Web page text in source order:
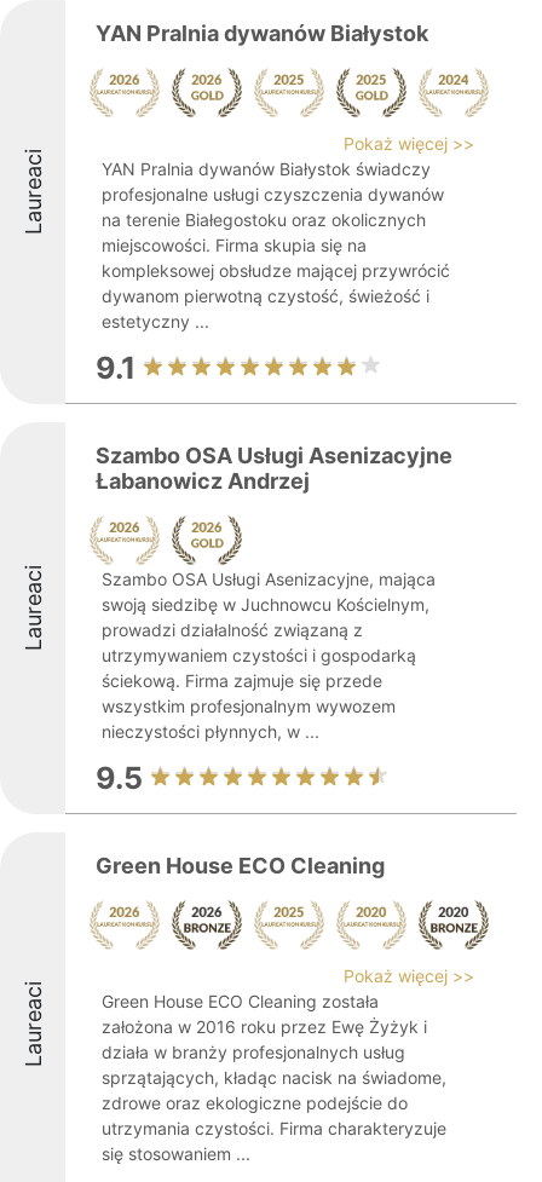
Laureaci
YAN Pralnia dywanów Białystok
Pokaż więcej >>
YAN Pralnia dywanów Białystok świadczy
profesjonalne usługi czyszczenia dywanów
na terenie Białegostoku oraz okolicznych
miejscowości. Firma skupia się na
kompleksowej obsłudze mającej przywrócić
dywanom pierwotną czystość, świeżość i
estetyczny ...
9.1
Laureaci
Szambo OSA Usługi Asenizacyjne
Łabanowicz Andrzej
Szambo OSA Usługi Asenizacyjne, mająca
swoją siedzibę w Juchnowcu Kościelnym,
prowadzi działalność związaną z
utrzymywaniem czystości i gospodarką
ściekową. Firma zajmuje się przede
wszystkim profesjonalnym wywozem
nieczystości płynnych, w ...
9.5
Laureaci
Green House ECO Cleaning
Pokaż więcej >>
Green House ECO Cleaning została
założona w 2016 roku przez Ewę Żyżyk i
działa w branży profesjonalnych usług
sprzątających, kładąc nacisk na świadome,
zdrowe oraz ekologiczne podejście do
utrzymania czystości. Firma charakteryzuje
się stosowaniem ...